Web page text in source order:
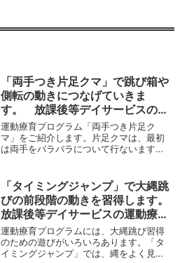
「両手つき片足クマ」で跳び箱や
側転の動きにつなげていきま
す。 放課後等デイサービスの運
動療育プログラム
運動療育プログラム「両手つき片足ク
マ」をご紹介します。片足クマは、最初
は両手をバラバラについて行ないます
てみましょう。両手を同時につくことで
腕にかかる負荷が増えて力がさら...
「タイミングジャンプ」で大縄跳
びの前段階の動きを習得します。
放課後等デイサービスの運動療育
プログラム
運動療育プログラムには、大縄跳び習得
のための遊びがいろいろあります。「タ
イミングジャンプ」では、縄をよく見て